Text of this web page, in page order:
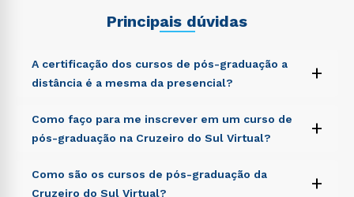
Principais dúvidas
A certificação dos cursos de pós-graduação a
distância é a mesma da presencial?
+
Sed ut perspiciatis unde omnis iste natus error sit
voluptatem accusantium doloremque laudantium,
totam rem aperiam, eaque ipsa quae ab illo inventore
explicabo. Nemo enim ipsam voluptatem quia
voluptas sit aspernatur aut odit aut fugit, sed quia
Como faço para me inscrever em um curso de
pós-graduação na Cruzeiro do Sul Virtual?
+
Sed ut perspiciatis unde omnis iste natus error sit
voluptatem accusantium doloremque laudantium,
Como são os cursos de pós-graduação da
Cruzeiro do Sul Virtual?
+